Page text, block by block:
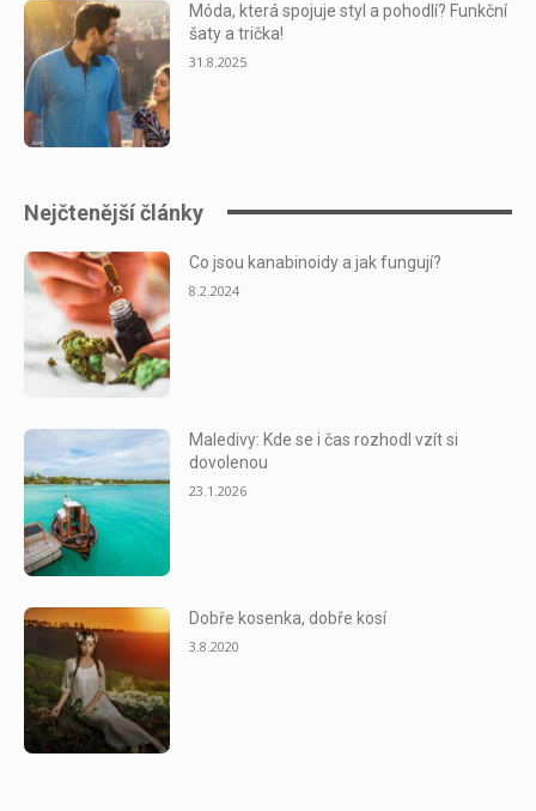
Móda, která spojuje styl a pohodlí? Funkční
šaty a trička!
31.8.2025
Nejčtenější články
Co jsou kanabinoidy a jak fungují?
8.2.2024
Maledivy: Kde se i čas rozhodl vzít si
dovolenou
23.1.2026
Dobře kosenka, dobře kosí
3.8.2020